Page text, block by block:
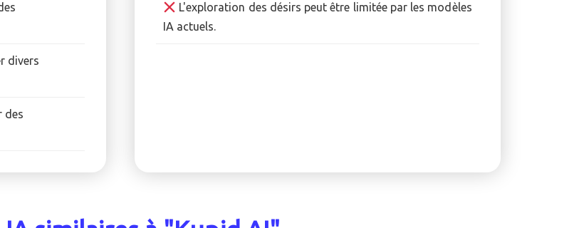
divers
des
L'exploration des désirs peut être limitée par les modèles
IA actuels.